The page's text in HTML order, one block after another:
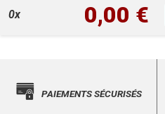
0x 0,00 €
PAIEMENTS SÉCURISÉS